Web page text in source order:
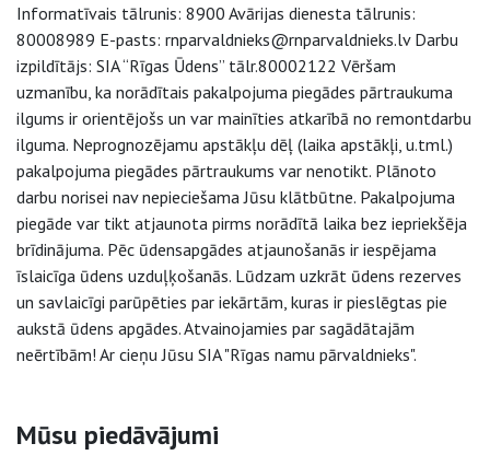
Informatīvais tālrunis: 8900 Avārijas dienesta tālrunis:
80008989 E-pasts: rnparvaldnieks@rnparvaldnieks.lv Darbu
izpildītājs: SIA “Rīgas Ūdens” tālr.80002122 Vēršam
uzmanību, ka norādītais pakalpojuma piegādes pārtraukuma
ilgums ir orientējošs un var mainīties atkarībā no remontdarbu
ilguma. Neprognozējamu apstākļu dēļ (laika apstākļi, u.tml.)
pakalpojuma piegādes pārtraukums var nenotikt. Plānoto
darbu norisei nav nepieciešama Jūsu klātbūtne. Pakalpojuma
piegāde var tikt atjaunota pirms norādītā laika bez iepriekšēja
brīdinājuma. Pēc ūdensapgādes atjaunošanās ir iespējama
īslaicīga ūdens uzduļķošanās. Lūdzam uzkrāt ūdens rezerves
un savlaicīgi parūpēties par iekārtām, kuras ir pieslēgtas pie
aukstā ūdens apgādes. Atvainojamies par sagādātajām
neērtībām! Ar cieņu Jūsu SIA "Rīgas namu pārvaldnieks".
Sāna navigācija
Mūsu piedāvājumi